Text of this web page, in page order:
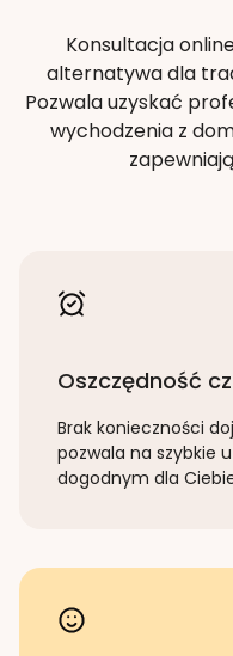
Konsultacja
alternatywa dla
Pozwala uzyskać
wychodzenia z
Oszczędność
Brak konieczności
pozwala na szybkie
dogodnym dla